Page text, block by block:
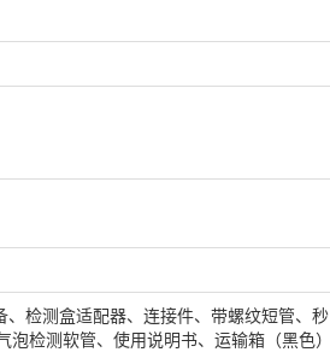
检测盒适配器、连接件、带螺纹短管、秒
检测软管、使用说明书、运输箱（黑色）